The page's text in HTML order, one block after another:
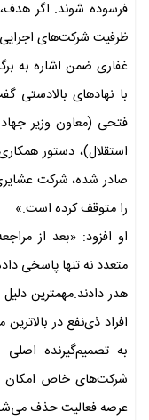
فرسوده شوند. اگر
ظرفیت شرکت‌های
غفاری ضمن اشاره به
با نهادهای بالادستی
فتحی (معاون وزیر
استقلال)، دستور
صادر شده، شرکت
را متوقف کرده است.»
او افزود: «بعد از
متعدد نه تنها پاسخی
هدر دادند.مهمترین
افراد ذی‌نفع در
به تصمیم‌گیرنده
شرکت‌های خاص امکان
عرصه فعالیت حذف